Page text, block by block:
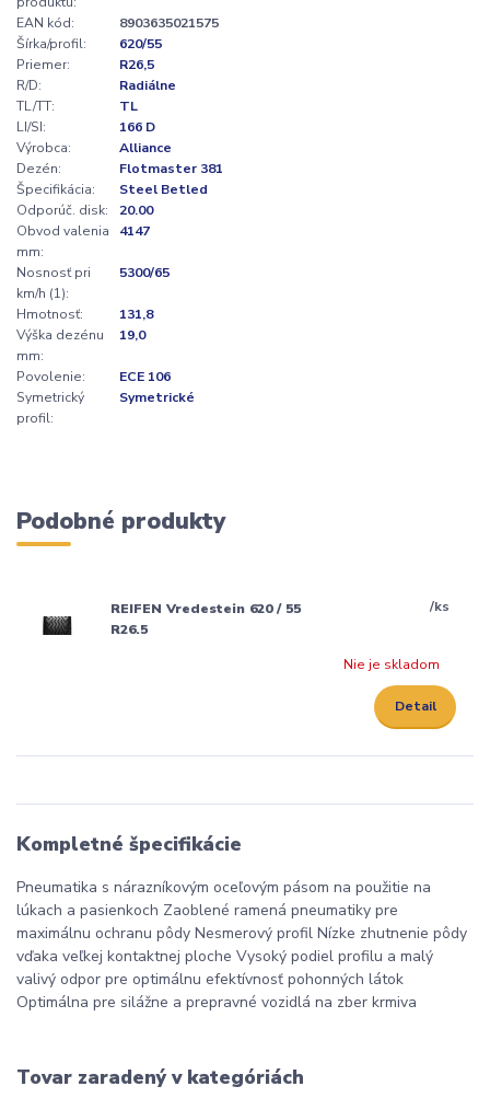
EAN kód:
8903635021575
Šírka/profil:
620/55
Priemer:
R26,5
R/D:
Radiálne
TL/TT:
TL
LI/SI:
166 D
Výrobca:
Alliance
Dezén:
Flotmaster 381
Špecifikácia:
Steel Betled
Odporúč. disk:
20.00
Obvod valenia
mm:
4147
Nosnosť pri
km/h (1):
5300/65
Hmotnosť:
131,8
Výška dezénu
mm:
19,0
Povolenie:
ECE 106
Symetrický
profil:
Symetrické
Podobné produkty
REIFEN Vredestein 620 / 55
R26.5
/ks
Nie je skladom
Detail
Kompletné špecifikácie
Pneumatika s nárazníkovým oceľovým pásom na použitie na
lúkach a pasienkoch Zaoblené ramená pneumatiky pre
maximálnu ochranu pôdy Nesmerový profil Nízke zhutnenie pôdy
vďaka veľkej kontaktnej ploche Vysoký podiel profilu a malý
valivý odpor pre optimálnu efektívnosť pohonných látok
Optimálna pre silážne a prepravné vozidlá na zber krmiva
Tovar zaradený v kategóriách